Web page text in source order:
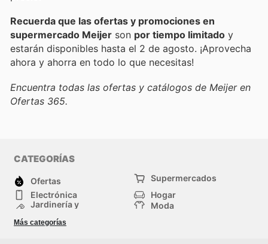
Recuerda que las ofertas y promociones en
supermercado Meijer son por tiempo limitado y
estarán disponibles hasta el 2 de agosto. ¡Aprovecha
ahora y ahorra en todo lo que necesitas!
Encuentra todas las ofertas y catálogos de Meijer en
Ofertas 365.
CATEGORÍAS
Ofertas
Supermercados
Electrónica
Hogar
Jardinería y
Moda
Tiendas
departamentales
Más categorías